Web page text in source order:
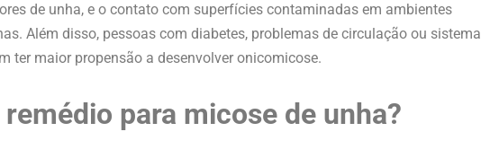
de unha, e o contato com superfícies contaminadas em ambientes
Além disso, pessoas com diabetes, problemas de circulação ou sistema
ter maior propensão a desenvolver onicomicose.
para micose de unha?